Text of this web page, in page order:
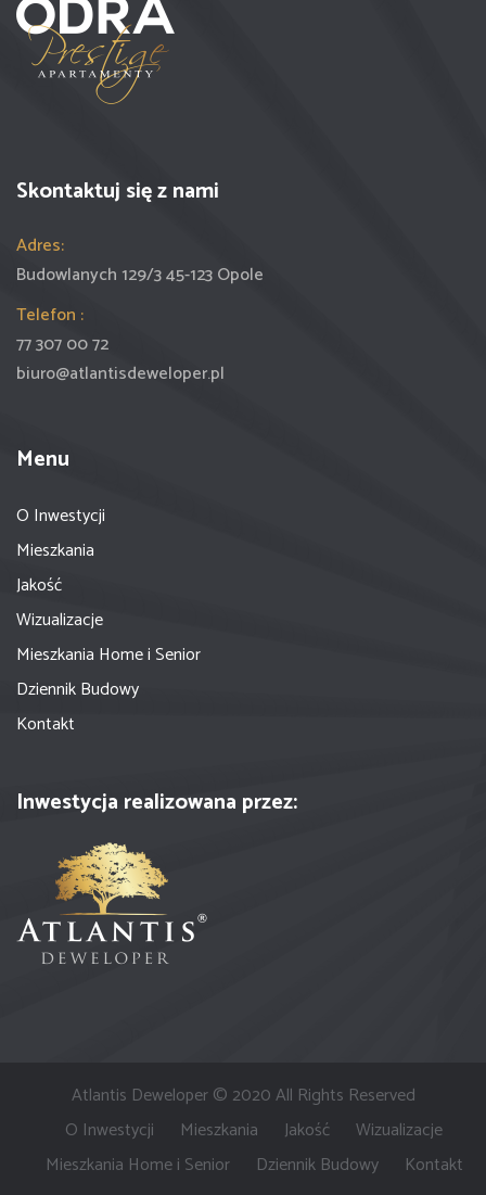
Skontaktuj się z nami
Adres:
Budowlanych 129/3 45-123 Opole
Telefon :
77 307 00 72
biuro@atlantisdeweloper.pl
Menu
O Inwestycji
Mieszkania
Jakość
Wizualizacje
Mieszkania Home i Senior
Dziennik Budowy
Kontakt
Inwestycja realizowana przez:
Atlantis Deweloper © 2020 All Rights Reserved
O Inwestycji
Mieszkania Jakość
Wizualizacje
Mieszkania Home i Senior
Dziennik Budowy Kontakt